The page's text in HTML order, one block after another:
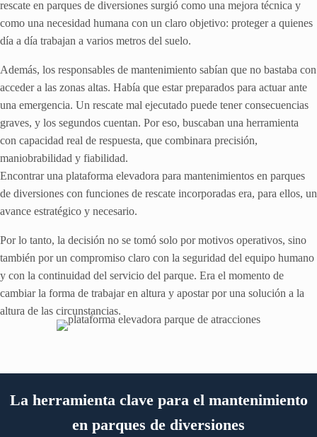
rescate en parques de diversiones surgió como una mejora técnica y
como una necesidad humana con un claro objetivo: proteger a quienes
día a día trabajan a varios metros del suelo.
Además, los responsables de mantenimiento sabían que no bastaba con
acceder a las zonas altas. Había que estar preparados para actuar ante
una emergencia. Un rescate mal ejecutado puede tener consecuencias
graves, y los segundos cuentan. Por eso, buscaban una herramienta
con capacidad real de respuesta, que combinara precisión,
maniobrabilidad y fiabilidad.
Encontrar una plataforma elevadora para mantenimientos en parques
de diversiones con funciones de rescate incorporadas era, para ellos, un
avance estratégico y necesario.
Por lo tanto, la decisión no se tomó solo por motivos operativos, sino
también por un compromiso claro con la seguridad del equipo humano
y con la continuidad del servicio del parque. Era el momento de
cambiar la forma de trabajar en altura y apostar por una solución a la
altura de las circunstancias.
La herramienta clave para el mantenimiento
en parques de diversiones